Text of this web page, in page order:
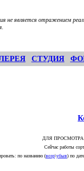
не является отражением
СТУДИЯ
ДЛЯ
Сейчас работы
по названию (возр\убыв) по